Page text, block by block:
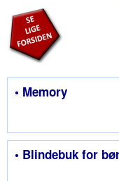
• Memory
• Blindebuk for